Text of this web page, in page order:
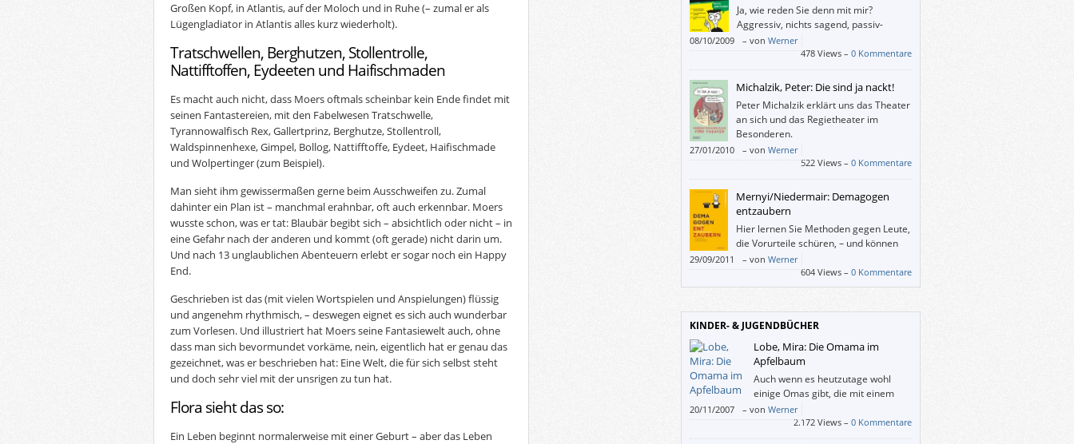
Großen Kopf, in Atlantis, auf der Moloch und in Ruhe (– zumal er als
Lügengladiator in Atlantis alles kurz wiederholt).
Tratschwellen, Berghutzen, Stollentrolle,
Nattifftoffen, Eydeeten und Haifischmaden
Es macht auch nicht, dass Moers oftmals scheinbar kein Ende findet mit
seinen Fantastereien, mit den Fabelwesen Tratschwelle,
Tyrannowalfisch Rex, Gallertprinz, Berghutze, Stollentroll,
Waldspinnenhexe, Gimpel, Bollog, Nattifftoffe, Eydeet, Haifischmade
und Wolpertinger (zum Beispiel).
Man sieht ihm gewissermaßen gerne beim Ausschweifen zu. Zumal
dahinter ein Plan ist – manchmal erahnbar, oft auch erkennbar. Moers
wusste schon, was er tat: Blaubär begibt sich – absichtlich oder nicht – in
eine Gefahr nach der anderen und kommt (oft gerade) nicht darin um.
Und nach 13 unglaublichen Abenteuern erlebt er sogar noch ein Happy
End.
Geschrieben ist das (mit vielen Wortspielen und Anspielungen) flüssig
und angenehm rhythmisch, – deswegen eignet es sich auch wunderbar
zum Vorlesen. Und illustriert hat Moers seine Fantasiewelt auch, ohne
dass man sich bevormundet vorkäme, nein, eigentlich hat er genau das
gezeichnet, was er beschrieben hat: Eine Welt, die für sich selbst steht
und doch sehr viel mit der unsrigen zu tun hat.
Flora sieht das so:
Ein Leben beginnt normalerweise mit einer Geburt – aber das Leben
Ja, wie reden Sie denn mit mir?
Aggressiv, nichts sagend, passiv-
aggressiv oder produktiv?
08/10/2009 – von Werner
478 Views – 0 Kommentare
Michalzik, Peter: Die sind ja nackt!
Peter Michalzik erklärt uns das Theater
an sich und das Regietheater im
Besonderen.
27/01/2010 – von Werner
522 Views – 0 Kommentare
Mernyi/Niedermair: Demagogen
entzaubern
Hier lernen Sie Methoden gegen Leute,
die Vorurteile schüren, – und können
nebenbei auch ihre allgemeine
Gesprächskultur überprüfen.
29/09/2011 – von Werner
604 Views – 0 Kommentare
KINDER- & JUGENDBÜCHER
Lobe, Mira: Die Omama im
Apfelbaum
Auch wenn es heutzutage wohl
einige Omas gibt, die mit einem
Sportwagen durch die Gegend
flitzen, so ist die Fantasie-Oma, die sich der kleine
Andi erträumt, gewiss um einiges aufgeflippter.
20/11/2007 – von Werner
2.172 Views – 0 Kommentare